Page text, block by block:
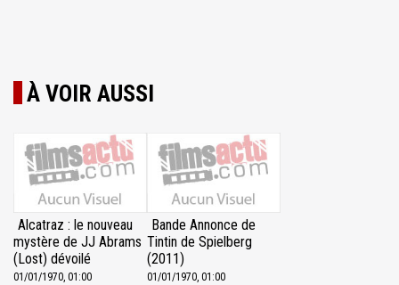
À VOIR AUSSI
Alcatraz : le nouveau
mystère de JJ Abrams
(Lost) dévoilé
01/01/1970, 01:00
Bande Annonce de
Tintin de Spielberg
(2011)
01/01/1970, 01:00